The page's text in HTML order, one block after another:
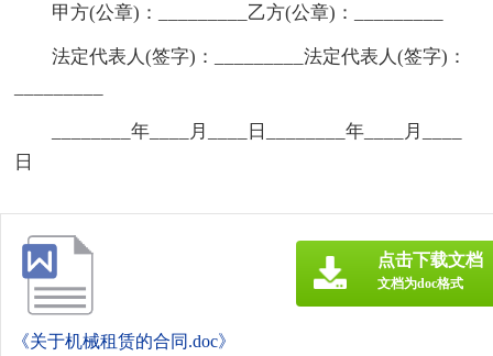
甲方(公章)：_________乙方(公章)：_________
法定代表人(签字)：_________法定代表人(签字)：
________年____月____日________年____月____
日
《关于机械租赁的合同.doc》
点击下载文档
文档为doc格式